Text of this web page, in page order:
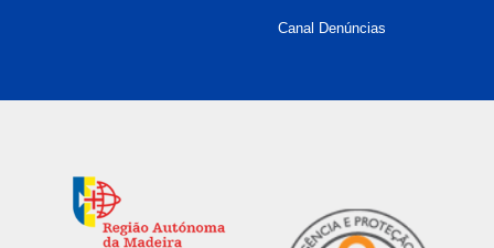
Canal Denúncias